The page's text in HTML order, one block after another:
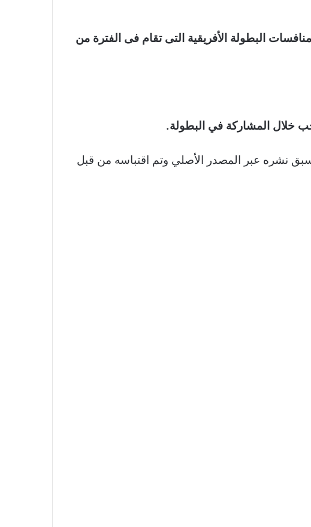
البطولة الأفريقية التى تقام فى الفترة من
خلال المشاركة في البطولة.
سبق نشره عبر المصدر الأصلي وتم اقتباسه من قبل